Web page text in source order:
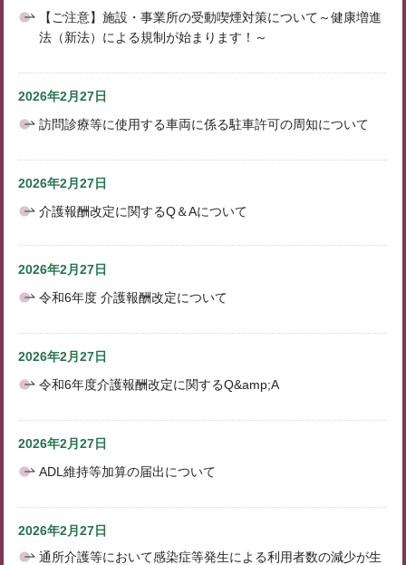
【ご注意】施設・事業所の受動喫煙対策について～健康増進
法（新法）による規制が始まります！～
2026年2月27日
訪問診療等に使用する車両に係る駐車許可の周知について
2026年2月27日
介護報酬改定に関するQ＆Aについて
2026年2月27日
令和6年度 介護報酬改定について
2026年2月27日
令和6年度介護報酬改定に関するQ&amp;A
2026年2月27日
ADL維持等加算の届出について
2026年2月27日
通所介護等において感染症等発生による利用者数の減少が生